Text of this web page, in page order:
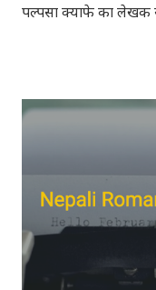
पल्पसा क्याफे का लेखक
भेटिएको खण्डमा हामी
उपलब्ध गराइदिनुहुने
क्याफे त सुनिसकियो,
मुल्यांङ्कन गर्नुभयो
साथिहरुको ब्लगमा